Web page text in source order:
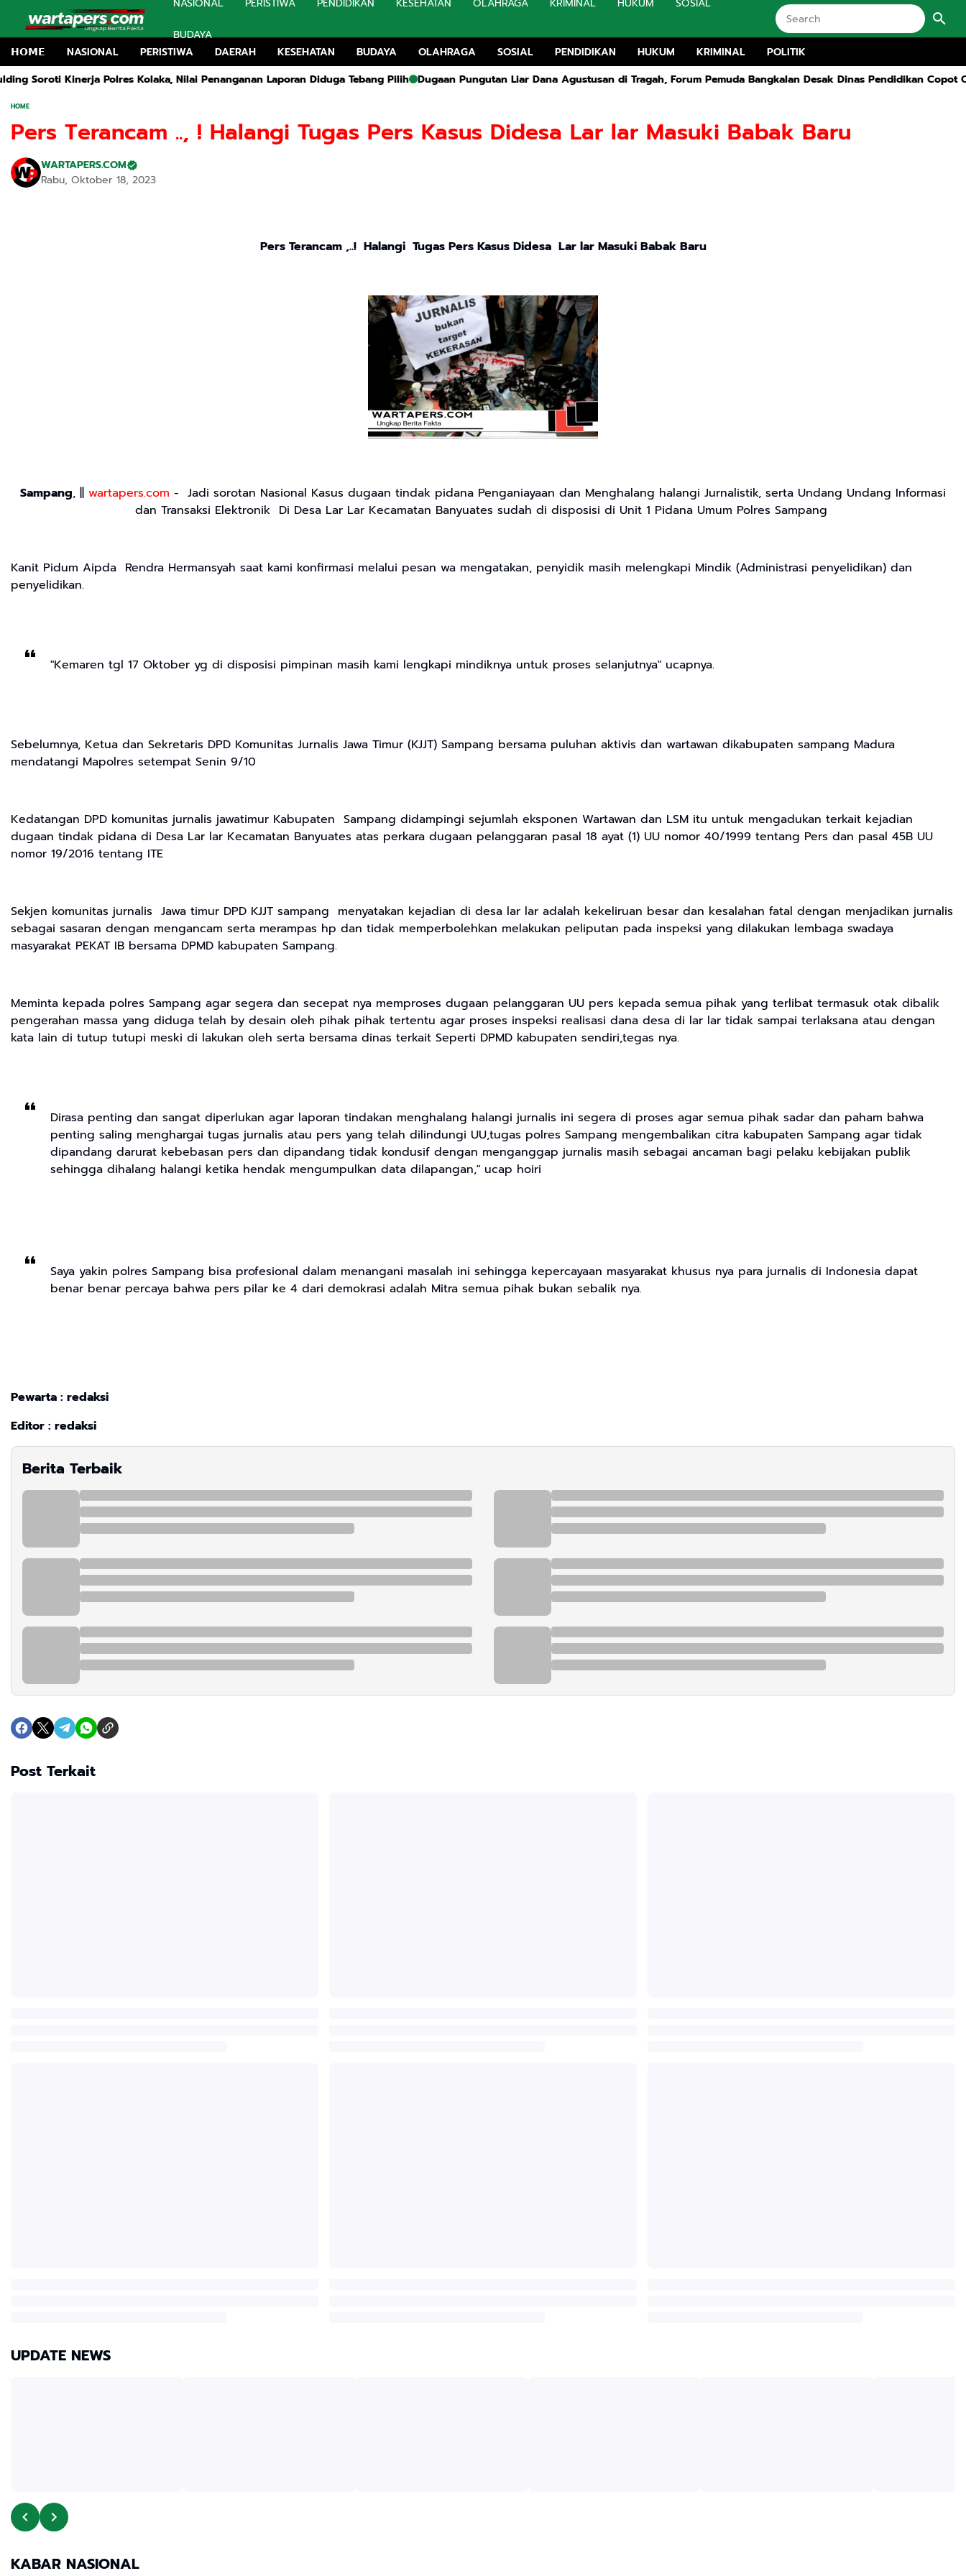
BUDAYA
𝗛𝗢𝗠𝗘
NASIONAL PERISTIWA DAERAH KESEHATAN BUDAYA OLAHRAGA SOSIAL PENDIDIKAN HUKUM KRIMINAL
POLITIK
Polres Kolaka, Nilai Penanganan Laporan Diduga Tebang Pilih Dugaan Pungutan Liar Dana Agustusan di Tragah, Forum Pemuda Bangkalan Desak Dinas Pendidikan Copot Oknum
HOME
Pers Terancam .., ! Halangi Tugas Pers Kasus Didesa Lar lar Masuki Babak Baru
WARTAPERS.COM
Rabu, Oktober 18, 2023
Pers Terancam ,..! Halangi Tugas Pers Kasus Didesa Lar lar Masuki Babak Baru
Sampang, || wartapers.com - Jadi sorotan Nasional Kasus dugaan tindak pidana Penganiayaan dan Menghalang halangi Jurnalistik, serta Undang Undang Informasi
dan Transaksi Elektronik Di Desa Lar Lar Kecamatan Banyuates sudah di disposisi di Unit 1 Pidana Umum Polres Sampang
Kanit Pidum Aipda Rendra Hermansyah saat kami konfirmasi melalui pesan wa mengatakan, penyidik masih melengkapi Mindik (Administrasi penyelidikan) dan
penyelidikan.
"Kemaren tgl 17 Oktober yg di disposisi pimpinan masih kami lengkapi mindiknya untuk proses selanjutnya" ucapnya.
Sebelumnya, Ketua dan Sekretaris DPD Komunitas Jurnalis Jawa Timur (KJJT) Sampang bersama puluhan aktivis dan wartawan dikabupaten sampang Madura
mendatangi Mapolres setempat Senin 9/10
Kedatangan DPD komunitas jurnalis jawatimur Kabupaten Sampang didampingi sejumlah eksponen Wartawan dan LSM itu untuk mengadukan terkait kejadian
dugaan tindak pidana di Desa Lar lar Kecamatan Banyuates atas perkara dugaan pelanggaran pasal 18 ayat (1) UU nomor 40/1999 tentang Pers dan pasal 45B UU
nomor 19/2016 tentang ITE
Sekjen komunitas jurnalis Jawa timur DPD KJJT sampang menyatakan kejadian di desa lar lar adalah kekeliruan besar dan kesalahan fatal dengan menjadikan jurnalis
sebagai sasaran dengan mengancam serta merampas hp dan tidak memperbolehkan melakukan peliputan pada inspeksi yang dilakukan lembaga swadaya
masyarakat PEKAT IB bersama DPMD kabupaten Sampang.
Meminta kepada polres Sampang agar segera dan secepat nya memproses dugaan pelanggaran UU pers kepada semua pihak yang terlibat termasuk otak dibalik
pengerahan massa yang diduga telah by desain oleh pihak pihak tertentu agar proses inspeksi realisasi dana desa di lar lar tidak sampai terlaksana atau dengan
kata lain di tutup tutupi meski di lakukan oleh serta bersama dinas terkait Seperti DPMD kabupaten sendiri,tegas nya.
Dirasa penting dan sangat diperlukan agar laporan tindakan menghalang halangi jurnalis ini segera di proses agar semua pihak sadar dan paham bahwa
penting saling menghargai tugas jurnalis atau pers yang telah dilindungi UU,tugas polres Sampang mengembalikan citra kabupaten Sampang agar tidak
dipandang darurat kebebasan pers dan dipandang tidak kondusif dengan menganggap jurnalis masih sebagai ancaman bagi pelaku kebijakan publik
sehingga dihalang halangi ketika hendak mengumpulkan data dilapangan," ucap hoiri
Saya yakin polres Sampang bisa profesional dalam menangani masalah ini sehingga kepercayaan masyarakat khusus nya para jurnalis di Indonesia dapat
benar benar percaya bahwa pers pilar ke 4 dari demokrasi adalah Mitra semua pihak bukan sebalik nya.
Pewarta : redaksi
Editor : redaksi
Berita Terbaik
Post Terkait
UPDATE NEWS
KABAR NASIONAL